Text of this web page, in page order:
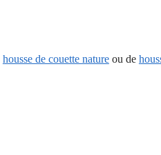
housse de couette natureou de